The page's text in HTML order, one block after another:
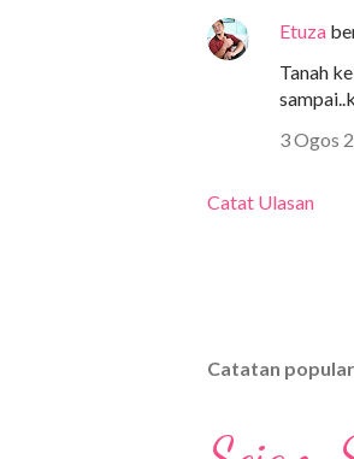
Etuza
Tanah
3 Ogos
Catat Ulasan
Catatan